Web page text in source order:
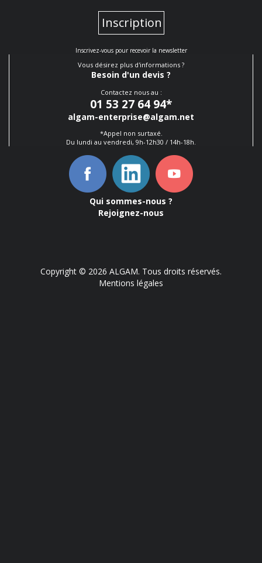
Inscription
Inscrivez-vous pour recevoir la newsletter
Vous désirez plus d'informations ?
Besoin d'un devis ?
Contactez nous au :
01 53 27 64 94*
algam-enterprise@algam.net
*Appel non surtaxé.
Du lundi au vendredi, 9h-12h30 / 14h-18h.
Qui sommes-nous ?
Rejoignez-nous
Copyright © 2026 ALGAM. Tous droits réservés.
Mentions légales